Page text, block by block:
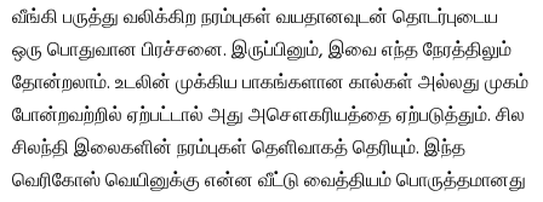
வீங்கி பருத்து வலிக்கிற நரம்புகள் வயதானவுடன் தொடர்புடைய
ஒரு பொதுவான பிரச்சனை. இருப்பினும், இவை எந்த நேரத்திலும்
தோன்றலாம். உடலின் முக்கிய பாகங்களான கால்கள் அல்லது முகம்
போன்றவற்றில் ஏற்பட்டால் அது அசௌகரியத்தை ஏற்படுத்தும். சில
சிலந்தி இலைகளின் நரம்புகள் தெளிவாகத் தெரியும். இந்த
வெரிகோஸ் வெயினுக்கு என்ன வீட்டு வைத்தியம் பொருத்தமானது